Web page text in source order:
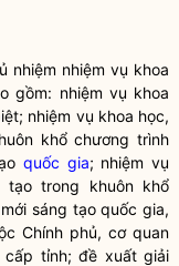
nhiệm nhiệm vụ khoa
gồm: nhiệm vụ khoa
nhiệm vụ khoa học,
khổ chương trình
quốc gia; nhiệm vụ
trong khuôn khổ
sáng tạoquốc gia,
Chính phủ, cơ quan
tỉnh; đề xuất giải